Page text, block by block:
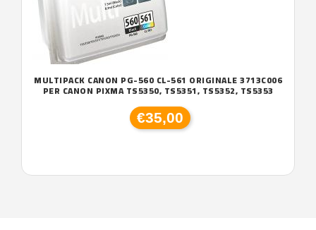
MULTIPACK CANON PG-560 CL-561 ORIGINALE 3713C006
PER CANON PIXMA TS5350, TS5351, TS5352, TS5353
€35,00